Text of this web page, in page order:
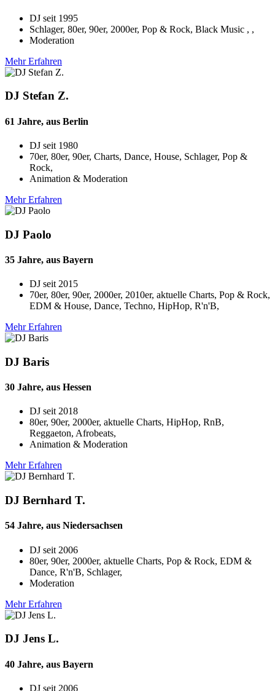
DJ seit 1995
Schlager, 80er, 90er, 2000er, Pop & Rock, Black Music , ,
Moderation
Mehr Erfahren
DJ Stefan Z.
61 Jahre, aus Berlin
DJ seit 1980
70er, 80er, 90er, Charts, Dance, House, Schlager, Pop &
Rock,
Animation & Moderation
Mehr Erfahren
DJ Paolo
35 Jahre, aus Bayern
DJ seit 2015
70er, 80er, 90er, 2000er, 2010er, aktuelle Charts, Pop & Rock,
EDM & House, Dance, Techno, HipHop, R'n'B,
Mehr Erfahren
DJ Baris
30 Jahre, aus Hessen
DJ seit 2018
80er, 90er, 2000er, aktuelle Charts, HipHop, RnB,
Reggaeton, Afrobeats,
Animation & Moderation
Mehr Erfahren
DJ Bernhard T.
54 Jahre, aus Niedersachsen
DJ seit 2006
80er, 90er, 2000er, aktuelle Charts, Pop & Rock, EDM &
Dance, R'n'B, Schlager,
Moderation
Mehr Erfahren
DJ Jens L.
40 Jahre, aus Bayern
DJ seit 2006